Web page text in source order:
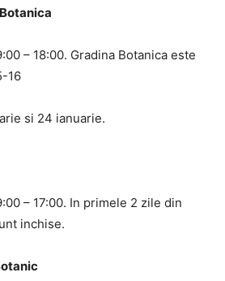
– 18:00. Gradina Botanica este
25-16
si 24 ianuarie.
– 17:00. In primele 2 zile din
inchise.